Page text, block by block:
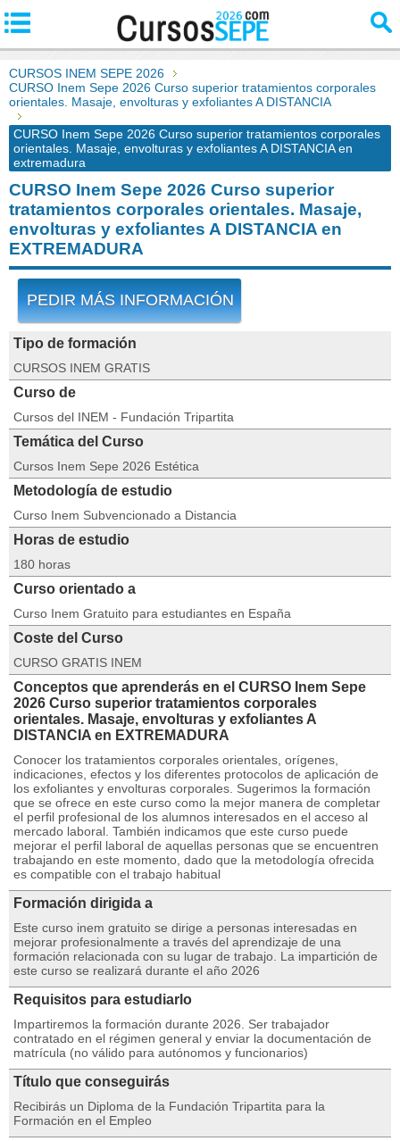
CURSOS INEM SEPE 2026
CURSO Inem Sepe 2026 Curso superior tratamientos corporales
orientales. Masaje, envolturas y exfoliantes A DISTANCIA
CURSO Inem Sepe 2026 Curso superior tratamientos corporales
orientales. Masaje, envolturas y exfoliantes A DISTANCIA en
extremadura
CURSO Inem Sepe 2026 Curso superior
tratamientos corporales orientales. Masaje,
envolturas y exfoliantes A DISTANCIA en
EXTREMADURA
PEDIR MÁS INFORMACIÓN
Tipo de formación
CURSOS INEM GRATIS
Curso de
Cursos del INEM - Fundación Tripartita
Temática del Curso
Cursos Inem Sepe 2026 Estética
Metodología de estudio
Curso Inem Subvencionado a Distancia
Horas de estudio
180 horas
Curso orientado a
Curso Inem Gratuito para estudiantes en España
Coste del Curso
CURSO GRATIS INEM
Conceptos que aprenderás en el CURSO Inem Sepe
2026 Curso superior tratamientos corporales
orientales. Masaje, envolturas y exfoliantes A
DISTANCIA en EXTREMADURA
Conocer los tratamientos corporales orientales, orígenes,
indicaciones, efectos y los diferentes protocolos de aplicación de
los exfoliantes y envolturas corporales. Sugerimos la formación
que se ofrece en este curso como la mejor manera de completar
el perfil profesional de los alumnos interesados en el acceso al
mercado laboral. También indicamos que este curso puede
mejorar el perfil laboral de aquellas personas que se encuentren
trabajando en este momento, dado que la metodología ofrecida
es compatible con el trabajo habitual
Formación dirigida a
Este curso inem gratuito se dirige a personas interesadas en
mejorar profesionalmente a través del aprendizaje de una
formación relacionada con su lugar de trabajo. La impartición de
este curso se realizará durante el año 2026
Requisitos para estudiarlo
Impartiremos la formación durante 2026. Ser trabajador
contratado en el régimen general y enviar la documentación de
matrícula (no válido para autónomos y funcionarios)
Título que conseguirás
Recibirás un Diploma de la Fundación Tripartita para la
Formación en el Empleo